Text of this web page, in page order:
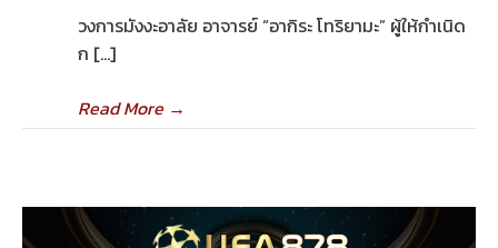
วงการมังงะอาลัย อาจารย์ “อากิระ โทริยามะ” ผู้ให้กำเนิด
ก […]
Read More→